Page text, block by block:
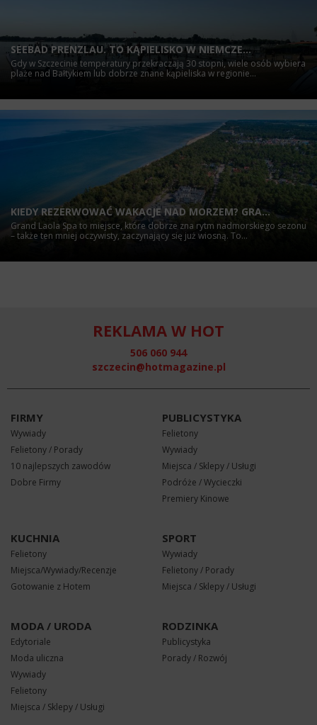
SEEBAD PRENZLAU. TO KĄPIELISKO W NIEMCZE...
Gdy w Szczecinie temperatury przekraczają 30 stopni, wiele osób wybiera
plaże nad Bałtykiem lub dobrze znane kąpieliska w regionie...
KIEDY REZERWOWAĆ WAKACJE NAD MORZEM? GRA...
Grand Laola Spa to miejsce, które dobrze zna rytm nadmorskiego sezonu
– także ten mniej oczywisty, zaczynający się już wiosną. To...
REKLAMA W HOT
506 060 944
szczecin@hotmagazine.pl
FIRMY
Wywiady
Felietony / Porady
10 najlepszych zawodów
Dobre Firmy
PUBLICYSTYKA
Felietony
Wywiady
Miejsca / Sklepy / Usługi
Podróże / Wycieczki
Premiery Kinowe
KUCHNIA
Felietony
Miejsca/Wywiady/Recenzje
Gotowanie z Hotem
SPORT
Wywiady
Felietony / Porady
Miejsca / Sklepy / Usługi
MODA / URODA
Edytoriale
Moda uliczna
Wywiady
Felietony
Miejsca / Sklepy / Usługi
RODZINKA
Publicystyka
Porady / Rozwój